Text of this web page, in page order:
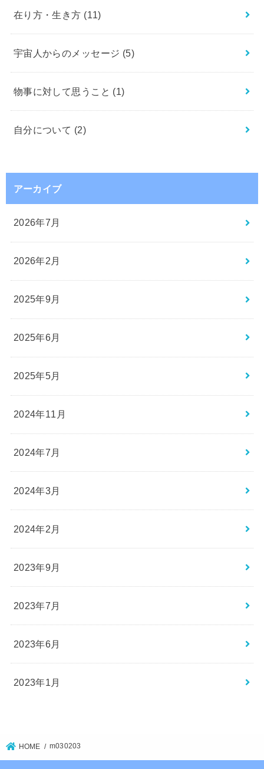
在り方・生き方 (11)
宇宙人からのメッセージ (5)
物事に対して思うこと (1)
自分について (2)
アーカイブ
2026年7月
2026年2月
2025年9月
2025年6月
2025年5月
2024年11月
2024年7月
2024年3月
2024年2月
2023年9月
2023年7月
2023年6月
2023年1月
HOME m030203